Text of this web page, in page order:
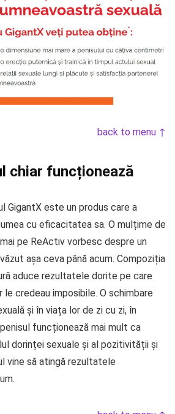
back to menu ↑
chiar funcționează
GigantX este un produs care a
cu eficacitatea sa. O mulțime de
pe ReActiv vorbesc despre un
așa ceva până acum. Compoziția
aduce rezultatele dorite pe care
credeau imposibile. O schimbare
și în viața lor de zi cu zi, în
funcționează mai mult ca
dorinței sexuale și al pozitivității și
vine să atingă rezultatele